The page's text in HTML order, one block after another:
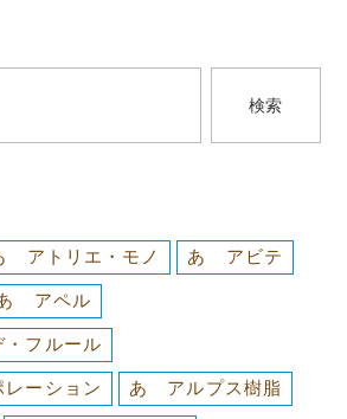
検索
アトリエ・モノ あ アビテ
アペル
フルール
ーション あ アルプス樹脂